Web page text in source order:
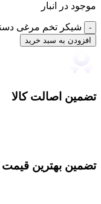
موجود در انبار
شیکر تخم مرغی
افزودن به سبد خرید
تضمین اصالت کالا
تضمین بهترین قیمت